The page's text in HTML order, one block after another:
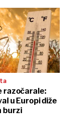
razočarale:
u Europi diže
burzi